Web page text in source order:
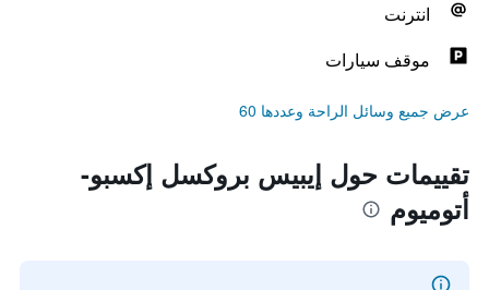
انترنت
موقف سيارات
عرض جميع وسائل الراحة وعددها 60
تقييمات حول إيبيس بروكسل إكسبو-
أتوميوم